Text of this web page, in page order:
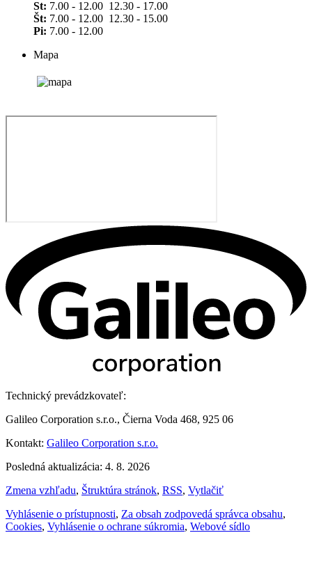
St: 7.00 - 12.00 12.30 - 17.00
Št: 7.00 - 12.00 12.30 - 15.00
Pi: 7.00 - 12.00
Mapa
Technický prevádzkovateľ:
Galileo Corporation s.r.o., Čierna Voda 468, 925 06
Kontakt: Galileo Corporation s.r.o.
Posledná aktualizácia: 4. 8. 2026
Zmena vzhľadu, Štruktúra stránok, RSS, Vytlačiť
Vyhlásenie o prístupnosti, Za obsah zodpovedá správca obsahu,
Cookies, Vyhlásenie o ochrane súkromia, Webové sídlo